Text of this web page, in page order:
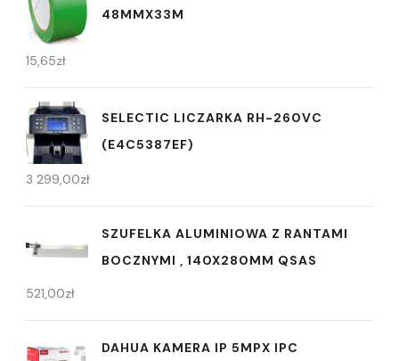
48MMX33M
15,65zł
SELECTIC LICZARKA RH-260VC
(E4C5387EF)
3 299,00zł
SZUFELKA ALUMINIOWA Z RANTAMI
BOCZNYMI , 140X280MM QSAS
521,00zł
DAHUA KAMERA IP 5MPX IPC